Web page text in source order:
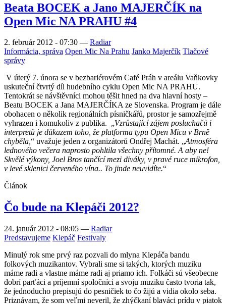
Beata BOCEK a Jano MAJERČÍK na
Open Mic NA PRAHU #4
2. február 2012 - 07:30 — Radiar
Informácia, správa Open Mic Na Prahu Janko Majerčík Tlačové
správy
V úterý 7. února se v bezbariérovém Café Práh v areálu Vaňkovky
uskuteční čtvrtý díl hudebního cyklu Open Mic NA PRAHU.
Tentokrát se návštěvníci mohou těšit hned na dva hlavní hosty –
Beatu BOCEK a Jana MAJERČÍKA ze Slovenska. Program je dále
obohacen o několik regionálních písničkářů, prostor je samozřejmě
vyhrazen i komukoliv z publika. „Vzrůstající zájem posluchačů i
interpretů je důkazem toho, že platforma typu Open Micu v Brně
chyběla,“ uvažuje jeden z organizátorů Ondřej Machát. „Atmosféra
lednového večera naprosto pohltila všechny přítomné. A aby ne!
Skvělé výkony, Joel Bros tančící mezi diváky, v pravé ruce mikrofon,
v levé sklenici červeného vína.. To jinde neuvidíte.“
Článok
Čo bude na Klepáči 2012?
24. január 2012 - 08:05 — Radiar
Predstavujeme Klepáč Festivaly
Minulý rok sme prvý raz pozvali do mlyna Klepáča bandu
folkových muzikantov. Vybrali sme si takých, ktorých muziku
máme radi a vlastne máme radi aj priamo ich. Folkáči sú všeobecne
dobrí parťáci a príjemní spoločníci a svoju muziku často tvoria tak,
že jednoducho prepisujú do pesničiek to čo žijú a vidia okolo seba.
Priznávam, že som veľmi neveril, že zhýčkaní blaváci prídu v piatok